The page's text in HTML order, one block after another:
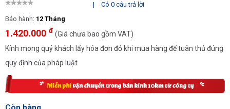
|
Có 0 câu trả lời
Bảo hành: 12 Tháng
1.420.000 đ (Giá chưa bao gồm VAT)
Kính mong quý khách lấy hóa đơn đỏ khi mua hàng để tuân thủ đúng
quy định của pháp luật